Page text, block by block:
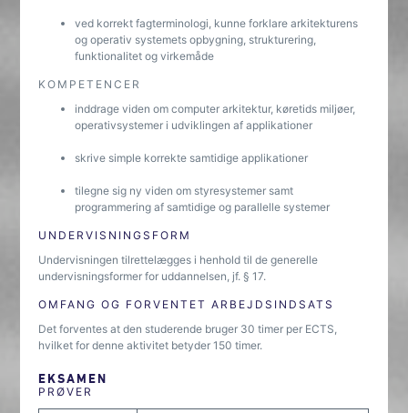
ved korrekt fagterminologi, kunne forklare arkitekturens
og operativ systemets opbygning, strukturering,
funktionalitet og virkemåde
KOMPETENCER
inddrage viden om computer arkitektur, køretids miljøer,
operativsystemer i udviklingen af applikationer
skrive simple korrekte samtidige applikationer
tilegne sig ny viden om styresystemer samt
programmering af samtidige og parallelle systemer
UNDERVISNINGSFORM
Undervisningen tilrettelægges i henhold til de generelle
undervisningsformer for uddannelsen, jf. § 17.
OMFANG OG FORVENTET ARBEJDSINDSATS
Det forventes at den studerende bruger 30 timer per ECTS,
hvilket for denne aktivitet betyder 150 timer.
EKSAMEN
PRØVER